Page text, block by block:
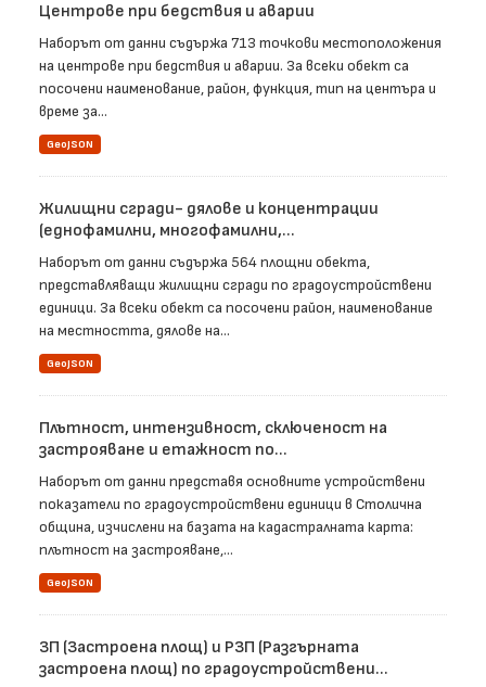
Центрове при бедствия и аварии
Наборът от данни съдържа 713 точкови местоположения
на центрове при бедствия и аварии. За всеки обект са
посочени наименование, район, функция, тип на центъра и
време за...
GeoJSON
Жилищни сгради- дялове и концентрации
(еднофамилни, многофамилни,...
Наборът от данни съдържа 564 площни обекта,
представляващи жилищни сгради по градоустройствени
единици. За всеки обект са посочени район, наименование
на местността, дялове на...
GeoJSON
Плътност, интензивност, сключеност на
застрояване и етажност по...
Наборът от данни представя основните устройствени
показатели по градоустройствени единици в Столична
община, изчислени на базата на кадастралната карта:
плътност на застрояване,...
GeoJSON
ЗП (Застроена площ) и РЗП (Разгърната
застроена площ) по градоустройствени...